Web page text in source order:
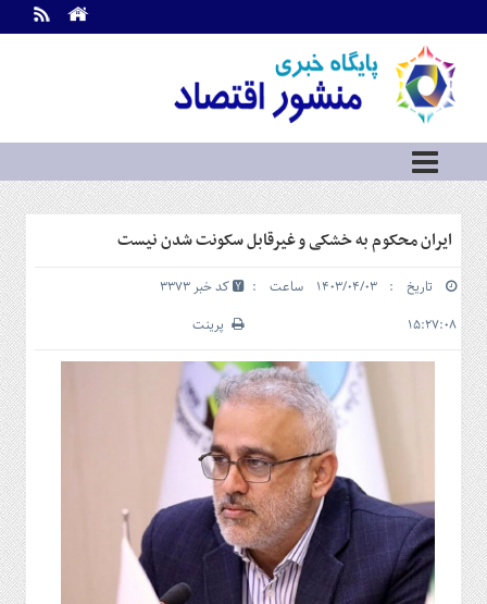
اطلاعات
تماس
ما
درباره
ما
سرویس
ها
بازار
سرمایه
و
بورس
و
شهری
گاز
و
پتروشیمی
صنعت
و
ایران محکوم به خشکی و غیرقابل سکونت شدن نیست
تاریخ : ۱۴۰۳/۰۴/۰۳ ساعت :
۱۵:۲۷:۰۸
کد خبر 3373
پرینت